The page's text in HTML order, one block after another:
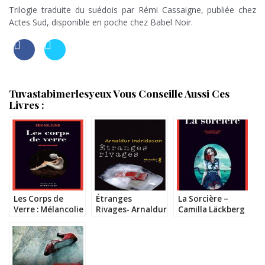
Trilogie traduite du suédois par Rémi Cassaigne, publiée chez
Actes Sud, disponible en poche chez Babel Noir.
Tuvastabimerlesyeux Vous Conseille Aussi Ces
Livres :
Les Corps de
Verre : Mélancolie
Sund
Étranges
Rivages- Arnaldur
La Sorcière –
Camilla Läckberg